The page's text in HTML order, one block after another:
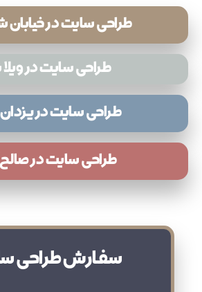
طراحی سایت در خیابان
طراحی سایت در
طراحی سایت در
طراحی سایت در صالح
سفارش طراحی